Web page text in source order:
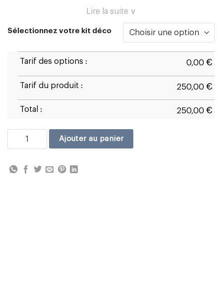
Lire la suite ∨
Sélectionnez votre kit déco
Tarif des options : 0,00 €
Tarif du produit : 250,00 €
Total : 250,00 €
quantité de Ducati Panigale 1199 D2
Ajouter au panier